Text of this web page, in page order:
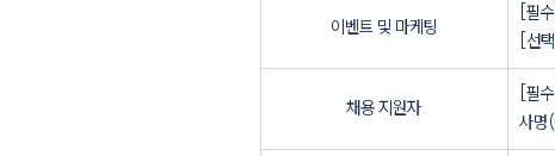
Previous
이벤트 및 마케팅
[필
[선
채용 지원자
필
사명